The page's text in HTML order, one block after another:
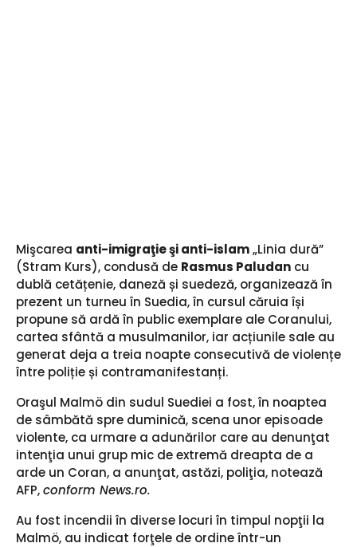
Mişcarea anti-imigraţie şi anti-islam„Linia dură”
(Stram Kurs), condusă de Rasmus Paludan cu
dublă cetățenie, daneză și suedeză, organizează în
prezent un turneu în Suedia, în cursul căruia își
propune să ardă în public exemplare ale Coranului,
cartea sfântă a musulmanilor, iar acțiunile sale au
generat deja a treia noapte consecutivă de violențe
între poliție și contramanifestanți.
Oraşul Malmö din sudul Suediei a fost, în noaptea
de sâmbătă spre duminică, scena unor episoade
violente, ca urmare a adunărilor care au denunţat
intenţia unui grup mic de extremă dreapta de a
arde un Coran, a anunţat, astăzi, poliţia, notează
AFP,conform News.ro.
Au fost incendii în diverse locuri în timpul nopţii la
Malmö, au indicat forţele de ordine într-un